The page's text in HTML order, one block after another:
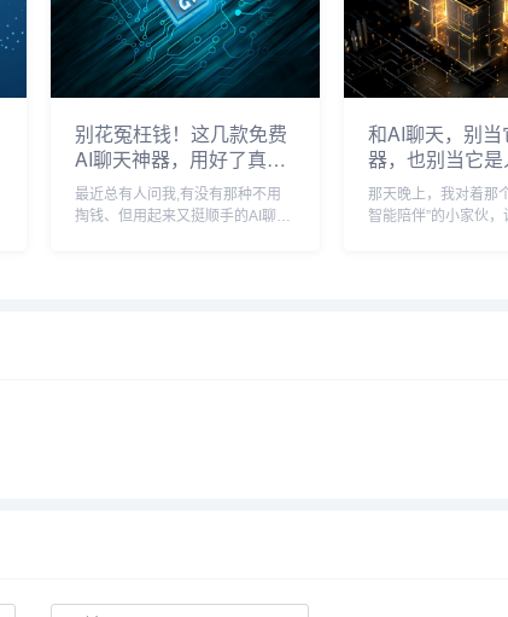
别花冤枉钱！这几款免费
AI聊天神器，用好了真能
让你效率翻倍
最近总有人问我,有没有那种不用
掏钱、但用起来又挺顺手的AI聊天
和AI聊天，别当
器，也别当它是
那天晚上，我对着那
智能陪伴”的小家伙，